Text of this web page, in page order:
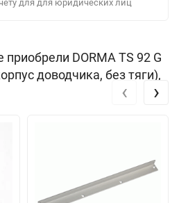
для для юридических лиц
DORMA TS 92 G
доводчика, без тяги),
‹ ›